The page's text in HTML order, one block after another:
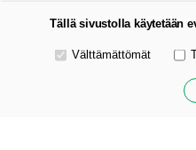
Tällä sivustolla käytetään
Valitse käytettävät evästeet
Välttämättömät